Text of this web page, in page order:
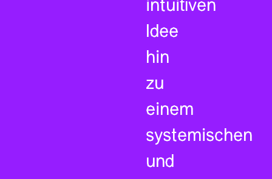
intuitiven
Idee
hin
zu
einem
systemischen
und